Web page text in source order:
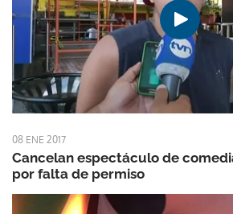
08 ENE 2017
Cancelan espectáculo de
por falta de permiso